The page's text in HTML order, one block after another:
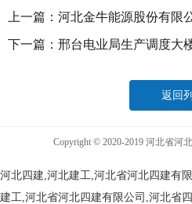
上一篇： 河北金牛能源股份有限
下一篇： 邢台电业局生产调度大
返回
Copyright © 2020-2019 河北省河
河北四建,河北建工,河北省河北四建有
建工,河北省河北四建有限公司,河北省